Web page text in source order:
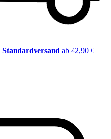
Standardversand ab 42,90 €